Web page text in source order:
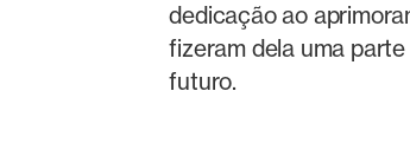
dedicação ao
fizeram dela uma
futuro.